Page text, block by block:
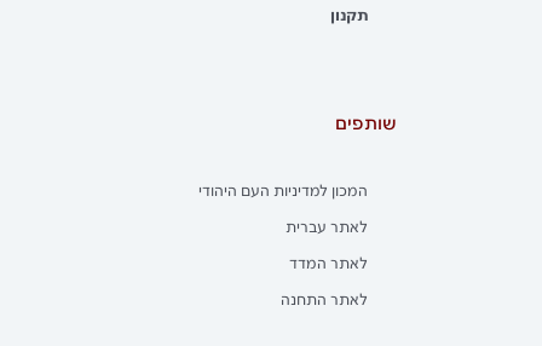
תקנון
שותפים
המכון למדיניות העם היהודי
לאתר עברית
לאתר המדד
לאתר התחנה